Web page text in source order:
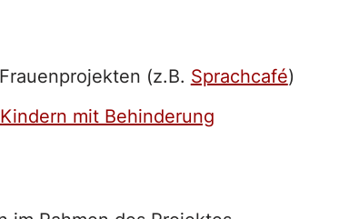
(z.B. Sprachcafé)
mit Behinderung